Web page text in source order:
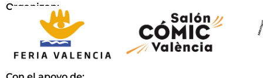
Organizan: